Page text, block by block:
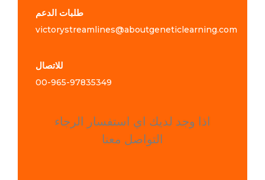
طلبات الدعم
victorystreamlines@aboutgeneticlearning.com
للاتصال
00-965-97835349
اذا وجد لديك اي استفسار الرجاء
التواصل معنا